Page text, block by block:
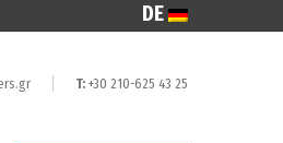
DE
T: +30 210-625 43 25